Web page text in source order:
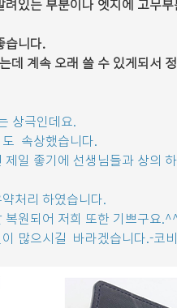
습니다.
데 계속 오래 쓸 수 있게되서
상극인데요.
속상했습니다.
일 좋기에 선생님들과 상의
처리 하였습니다.
복원되어 저희 또한 기쁘구요
많으시길  바라겠습니다.-코